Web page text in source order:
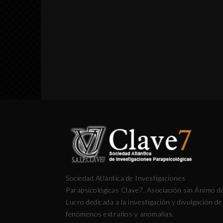
Sociedad Atlántica de Investigaciones
Parapsicológicas Clave7. Asociación sin Ánimo
Lucro dedicada a la investigación y divulgación de
fenómenos extraños y anomalías.